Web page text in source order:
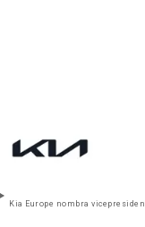
Kia Europe nombra